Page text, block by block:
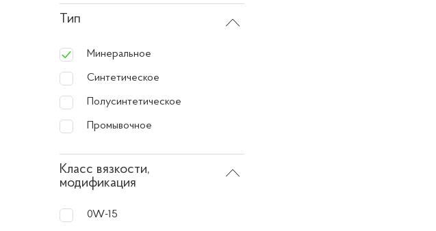
Тип
Минеральное
Синтетическое
Полусинтетическое
Промывочное
Класс вязкости,
модификация
0W-15